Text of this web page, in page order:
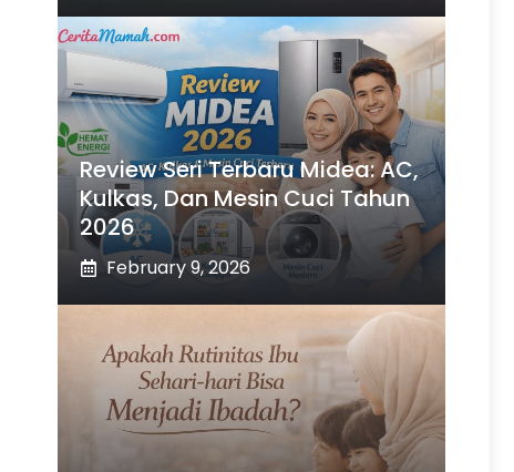
Review Seri Terbaru Midea: AC,
Kulkas, Dan Mesin Cuci Tahun
2026
February 9, 2026